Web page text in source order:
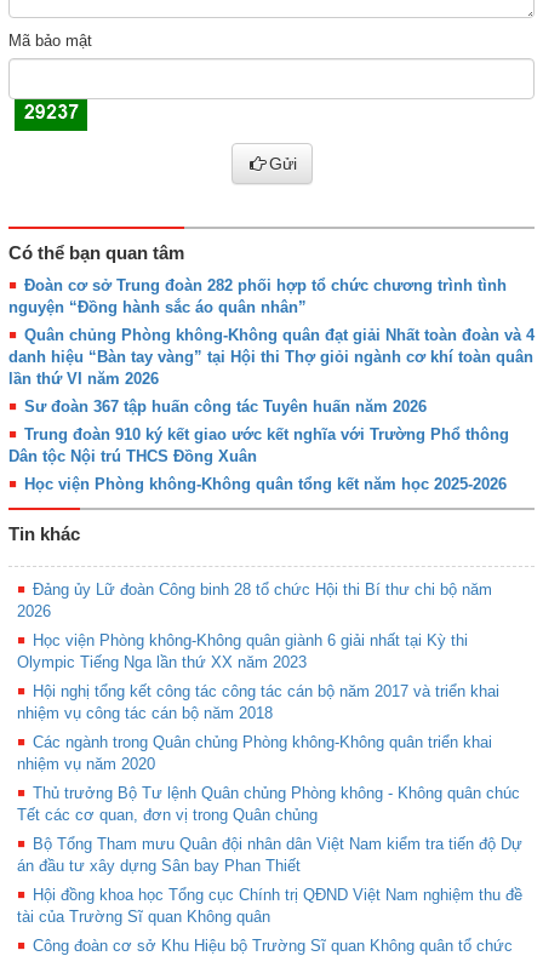
Mã bảo mật
Gửi
Có thể bạn quan tâm
Đoàn cơ sở Trung đoàn 282 phối hợp tổ chức chương trình tình
nguyện “Đồng hành sắc áo quân nhân”
Quân chủng Phòng không-Không quân đạt giải Nhất toàn đoàn và 4
danh hiệu “Bàn tay vàng” tại Hội thi Thợ giỏi ngành cơ khí toàn quân
lần thứ VI năm 2026
Sư đoàn 367 tập huấn công tác Tuyên huấn năm 2026
Trung đoàn 910 ký kết giao ước kết nghĩa với Trường Phổ thông
Dân tộc Nội trú THCS Đồng Xuân
Học viện Phòng không-Không quân tổng kết năm học 2025-2026
Tin khác
Đảng ủy Lữ đoàn Công binh 28 tổ chức Hội thi Bí thư chi bộ năm
2026
Học viện Phòng không-Không quân giành 6 giải nhất tại Kỳ thi
Olympic Tiếng Nga lần thứ XX năm 2023
Hội nghị tổng kết công tác công tác cán bộ năm 2017 và triển khai
nhiệm vụ công tác cán bộ năm 2018
Các ngành trong Quân chủng Phòng không-Không quân triển khai
nhiệm vụ năm 2020
Thủ trưởng Bộ Tư lệnh Quân chủng Phòng không - Không quân chúc
Tết các cơ quan, đơn vị trong Quân chủng
Bộ Tổng Tham mưu Quân đội nhân dân Việt Nam kiểm tra tiến độ Dự
án đầu tư xây dựng Sân bay Phan Thiết
Hội đồng khoa học Tổng cục Chính trị QĐND Việt Nam nghiệm thu đề
tài của Trường Sĩ quan Không quân
Công đoàn cơ sở Khu Hiệu bộ Trường Sĩ quan Không quân tổ chức